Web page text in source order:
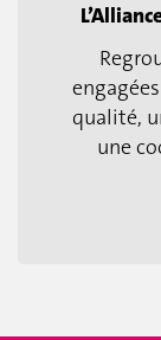
qualité,
une